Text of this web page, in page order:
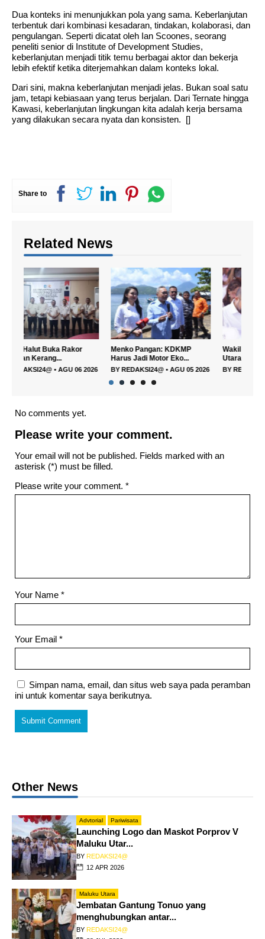
Dua konteks ini menunjukkan pola yang sama. Keberlanjutan
terbentuk dari kombinasi kesadaran, tindakan, kolaborasi, dan
pengulangan. Seperti dicatat oleh Ian Scoones, seorang
peneliti senior di Institute of Development Studies,
keberlanjutan menjadi titik temu berbagai aktor dan bekerja
lebih efektif ketika diterjemahkan dalam konteks lokal.
Dari sini, makna keberlanjutan menjadi jelas. Bukan soal satu
jam, tetapi kebiasaan yang terus berjalan. Dari Ternate hingga
Kawasi, keberlanjutan lingkungan kita adalah kerja bersama
yang dilakukan secara nyata dan konsisten. []
Share to
Related News
Menko Pangan: KDKMP
Harus Jadi Motor Eko...
BYREDAKSI24@ •AGU 05 2026
Wakil Bupati Halmahera
Utara Hadiri Semi...
BYREDAKSI24@ •AGU 05 2026
No comments yet.
Please write your comment.
Your email will not be published. Fields marked with an
asterisk (*) must be filled.
Please write your comment. *
Your Name *
Your Email *
Simpan nama, email, dan situs web saya pada peramban
ini untuk komentar saya berikutnya.
Other News
Advtorial Pariwisata
Launching Logo dan Maskot Porprov V
Maluku Utar...
BY REDAKSI24@
12 APR 2026
Maluku Utara
Jembatan Gantung Tonuo yang
menghubungkan antar...
BY REDAKSI24@